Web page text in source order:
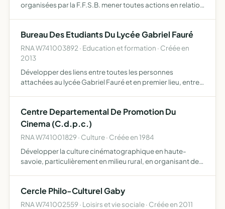
organisées par la F.F.S.B. mener toutes actions en relation
Bureau Des Etudiants Du Lycée Gabriel Fauré
RNA W741003892 · Education et formation · Créée en
2013
Développer des liens entre toutes les personnes
attachées au lycée Gabriel Fauré et en premier lieu, entre
Fau…
Centre Departemental De Promotion Du
Cinema (C.d.p.c.)
RNA W741001829 · Culture · Créée en 1984
Développer la culture cinématographique en haute-
savoie, particulièrement en milieu rural, en organisant des
Cercle Philo-Culturel Gaby
RNA W741002559 · Loisirs et vie sociale · Créée en 2011